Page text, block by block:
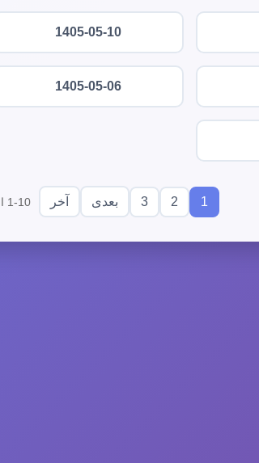
1405-05-10
1405-05-06
1
2
3 بعدی آخر 1-10 از 3424